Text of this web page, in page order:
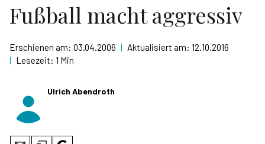
Fußball macht aggressiv
Erschienen am: 03.04.2006 | Aktualisiert am: 12.10.2016
| Lesezeit: 1 Min
Ulrich Abendroth